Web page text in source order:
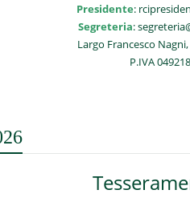
Presidente:
Segreteria:
Largo Francesco
P.IVA